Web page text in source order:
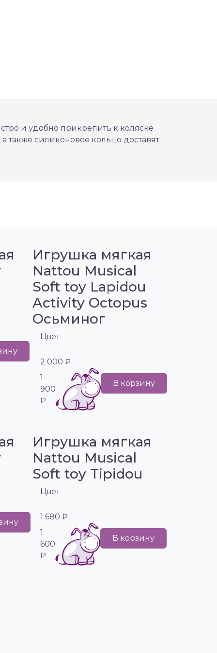
и удобно прикрепить к коляске
также силиконовое кольцо доставят
Игрушка мягкая
Nattou Musical
Soft toy Lapidou
Activity Octopus
Осьминог
Цвет
2 000 ₽
1
900
₽
В корзину
Игрушка мягкая
Nattou Musical
Soft toy Tipidou
Цвет
1 680 ₽
1
600
₽
В корзину